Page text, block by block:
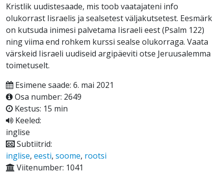
Kristlik uudistesaade, mis toob vaatajateni info
olukorrast Iisraelis ja sealsetest väljakutsetest. Eesmärk
on kutsuda inimesi palvetama Iisraeli eest (Psalm 122)
ning viima end rohkem kurssi sealse olukorraga. Vaata
värskeid Iisraeli uudiseid argipäeviti otse Jeruusalemma
toimetuselt.
Esimene saade: 6. mai 2021
Osa number: 2649
Kestus: 15 min
Keeled:
inglise
Subtiitrid:
inglise, eesti, soome, rootsi
Viitenumber: 1041